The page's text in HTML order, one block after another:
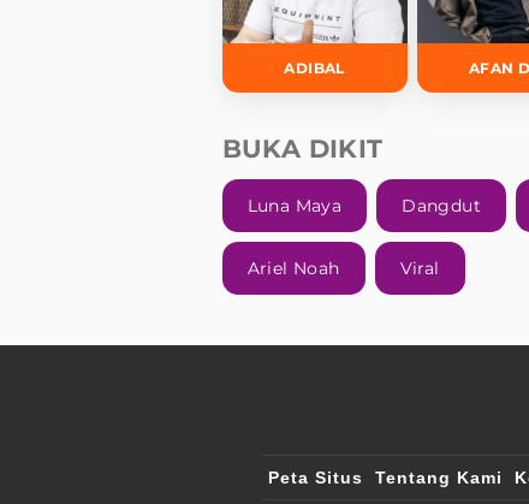
ADIBAL AFAN
BUKA DIKIT
Luna Maya Dangdut
Ariel Noah Viral
Peta Situs Tentang Kami